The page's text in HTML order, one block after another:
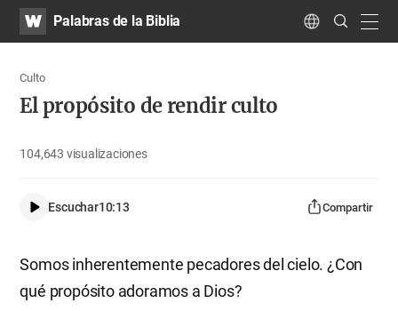
WATVPalabras de la Biblia Language
Search
Submit
Culto
El propósito de rendir culto
104,643 visualizaciones
Escuchar10:13 Compartir
Somos inherentemente pecadores del cielo. ¿Con
qué propósito adoramos a Dios?